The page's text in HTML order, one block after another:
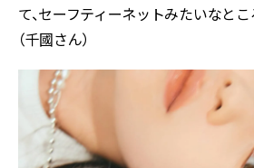
て、セーフティーネットみたいなと
（千國さん）